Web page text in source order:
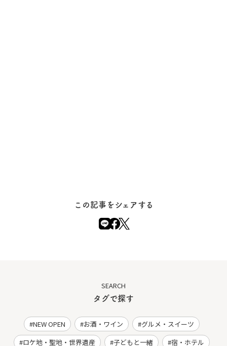
この記事をシェアする
SEARCH
タグで探す
NEW OPEN お酒・ワイン
グルメ・スイーツ
ロケ地・聖地・世界遺産
子どもと一緒 宿・ホテル